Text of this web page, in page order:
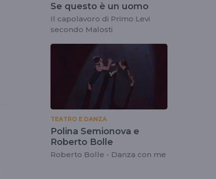
Se questo è un uomo
Il capolavoro di Primo Levi
secondo Malosti
TEATRO E DANZA
Polina Semionova e
Roberto Bolle
Roberto Bolle - Danza con me